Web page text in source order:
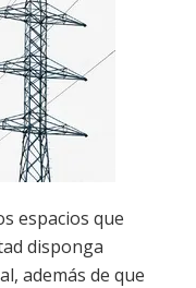
espacios que
disponga
además de que